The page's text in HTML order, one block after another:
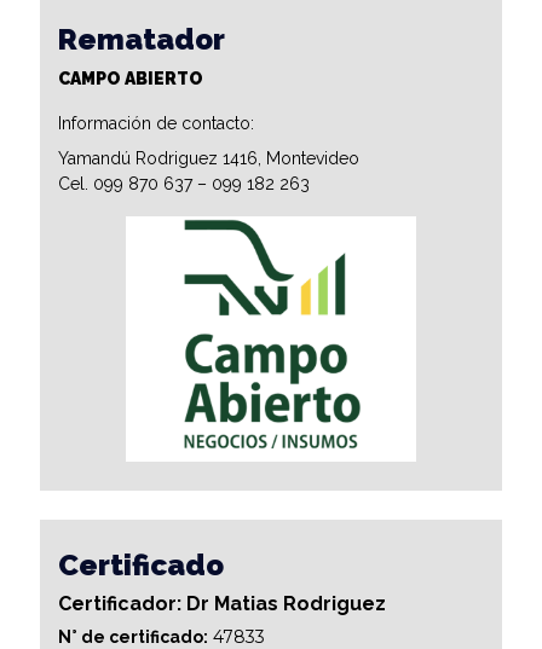
Rematador
CAMPO ABIERTO
Información de contacto:
Yamandú Rodriguez 1416, Montevideo
Cel. 099 870 637 – 099 182 263
Certificado
Certificador: Dr Matias Rodriguez
N° de certificado: 47833